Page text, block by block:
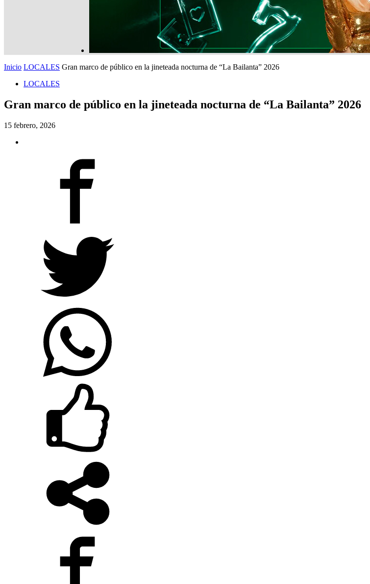
Inicio LOCALES Gran marco de público en la jineteada nocturna de “La Bailanta” 2026
LOCALES
Gran marco de público en la jineteada nocturna de “La Bailanta” 2026
15 febrero, 2026